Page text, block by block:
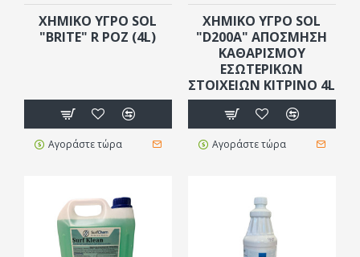
ΧΗΜΙΚΟ ΥΓΡΟ SOL
"BRITE" R ΡΟΖ (4L)
Αγοράστε τώρα
ΧΗΜΙΚΟ ΥΓΡΟ SOL
"D200A" ΑΠΟΣΜΗΣΗ
ΚΑΘΑΡΙΣΜΟΥ
ΕΣΩΤΕΡΙΚΩΝ
ΣΤΟΙΧΕΙΩΝ ΚΙΤΡΙΝΟ 4L
Αγοράστε τώρα